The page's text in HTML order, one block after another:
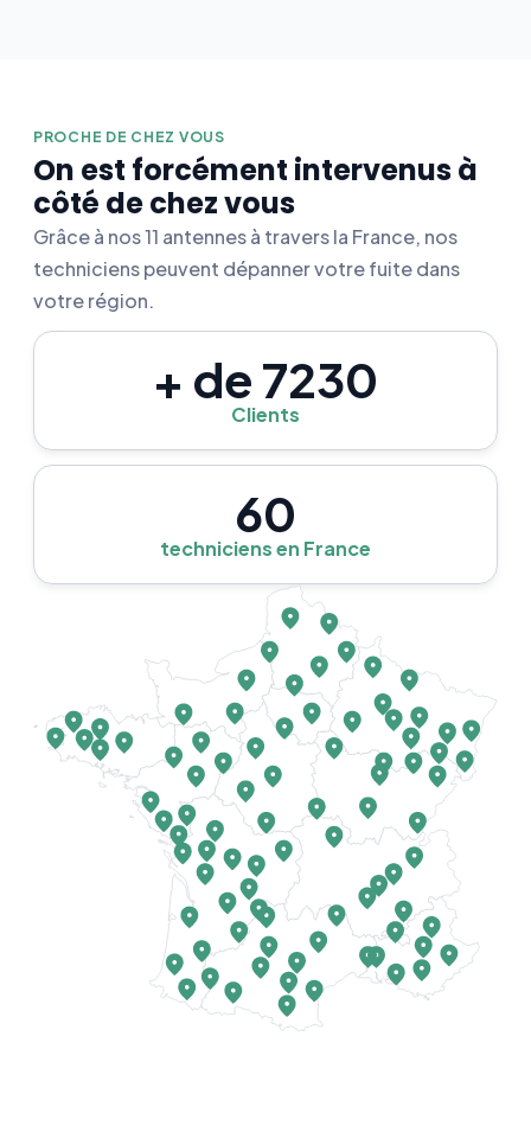
PROCHE DE CHEZ VOUS
On est forcément intervenus à
côté de chez vous
Grâce à nos 11 antennes à travers la France, nos
techniciens peuvent dépanner votre fuite dans
votre région.
+ de 7230
Clients
60
techniciens en France